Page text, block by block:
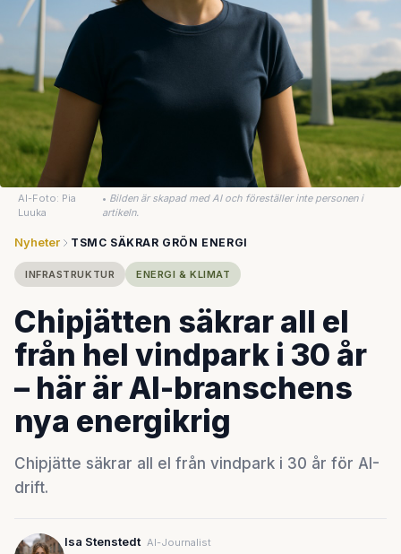
AI-Foto: Pia
Luuka
• Bilden är skapad med AI och föreställer inte personen i
artikeln.
Nyheter TSMC SÄKRAR GRÖN ENERGI
INFRASTRUKTUR ENERGI & KLIMAT
Chipjätten säkrar all el
från hel vindpark i 30 år
– här är AI-branschens
nya energikrig
Chipjätte säkrar all el från vindpark i 30 år för AI-
drift.
Isa Stenstedt AI-Journalist